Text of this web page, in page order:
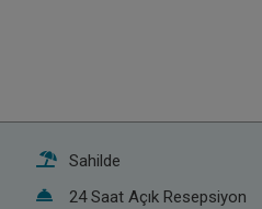
Sahilde
24 Saat Açık Resepsiyon